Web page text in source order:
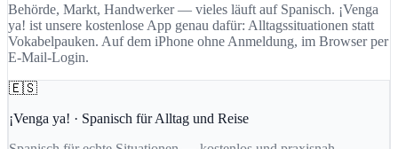
Behörde, Markt, Handwerker — vieles läuft auf Spanisch. ¡Venga
ya! ist unsere kostenlose App genau dafür: Alltagssituationen statt
Vokabelpauken. Auf dem iPhone ohne Anmeldung, im Browser per
E-Mail-Login.
🇪🇸
¡Venga ya! · Spanisch für Alltag und Reise